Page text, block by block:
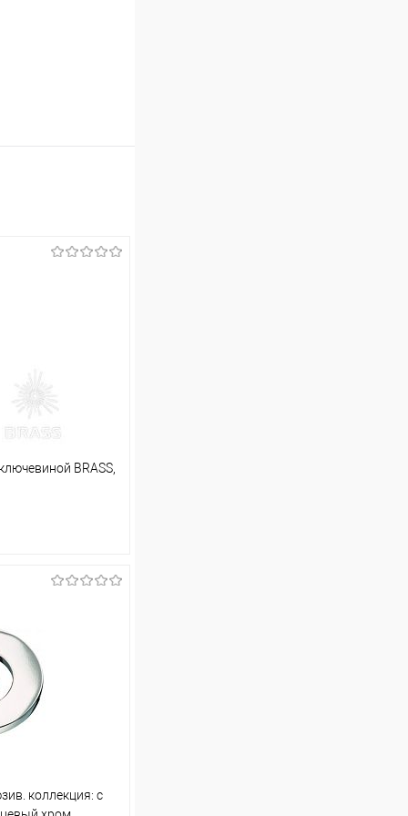
BRASS,
Сравнение
В наличии (1)
коллекция: с